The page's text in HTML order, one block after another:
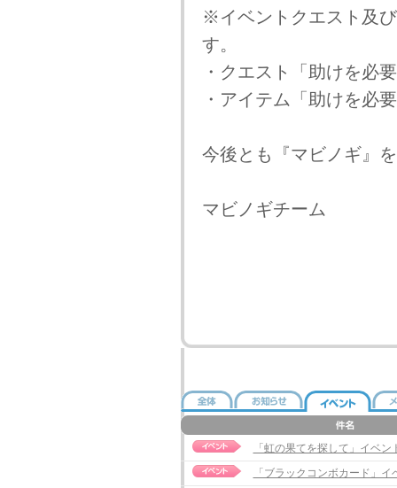
※イベントクエスト及
す。
・クエスト「助けを必
・アイテム「助けを必
今後とも『マビノギ』
マビノギチーム
「虹の果てを探して」イベ
「ブラックコンボカード」